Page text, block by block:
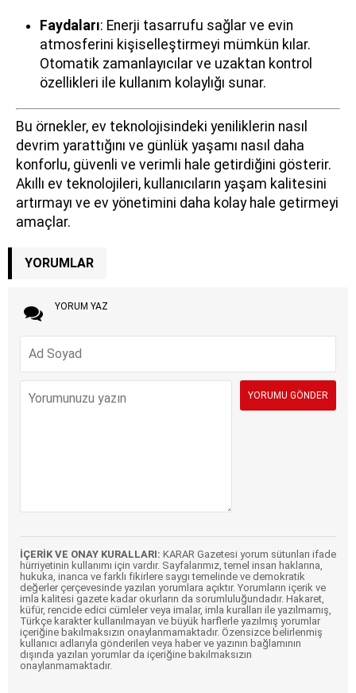
Faydaları: Enerji tasarrufu sağlar ve evin
atmosferini kişiselleştirmeyi mümkün kılar.
Otomatik zamanlayıcılar ve uzaktan kontrol
özellikleri ile kullanım kolaylığı sunar.
Bu örnekler, ev teknolojisindeki yeniliklerin nasıl
devrim yarattığını ve günlük yaşamı nasıl daha
konforlu, güvenli ve verimli hale getirdiğini gösterir.
Akıllı ev teknolojileri, kullanıcıların yaşam kalitesini
artırmayı ve ev yönetimini daha kolay hale getirmeyi
amaçlar.
YORUMLAR
YORUM YAZ
İÇERİK VE ONAY KURALLARI: KARAR Gazetesi yorum sütunları ifade
hürriyetinin kullanımı için vardır. Sayfalarımız, temel insan haklarına,
hukuka, inanca ve farklı fikirlere saygı temelinde ve demokratik
değerler çerçevesinde yazılan yorumlara açıktır. Yorumların içerik ve
imla kalitesi gazete kadar okurların da sorumluluğundadır. Hakaret,
küfür, rencide edici cümleler veya imalar, imla kuralları ile yazılmamış,
Türkçe karakter kullanılmayan ve büyük harflerle yazılmış yorumlar
içeriğine bakılmaksızın onaylanmamaktadır. Özensizce belirlenmiş
kullanıcı adlarıyla gönderilen veya haber ve yazının bağlamının
dışında yazılan yorumlar da içeriğine bakılmaksızın
onaylanmamaktadır.